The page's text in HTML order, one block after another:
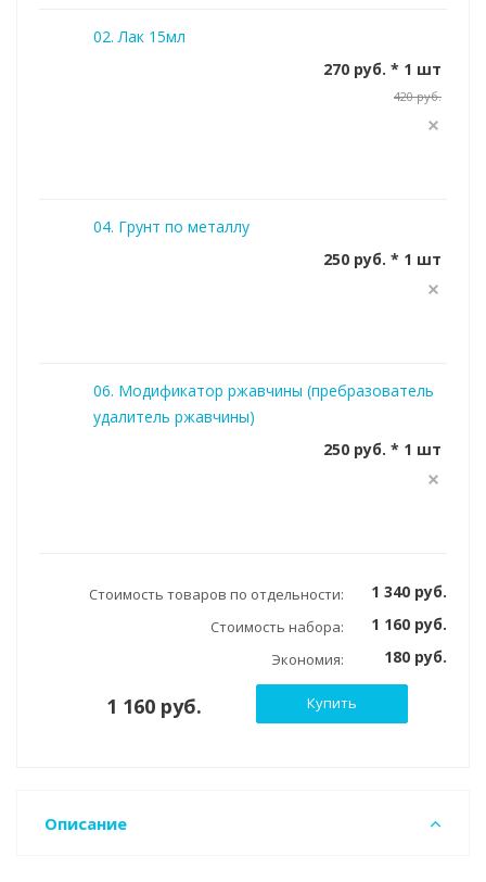
02. Лак 15мл
270 руб. * 1 шт
420 руб.
04. Грунт по металлу
250 руб. * 1 шт
06. Модификатор ржавчины (пребразователь
удалитель ржавчины)
250 руб. * 1 шт
Стоимость товаров по отдельности: 1 340 руб.
Стоимость набора: 1 160 руб.
Экономия: 180 руб.
1 160 руб. Купить
Описание